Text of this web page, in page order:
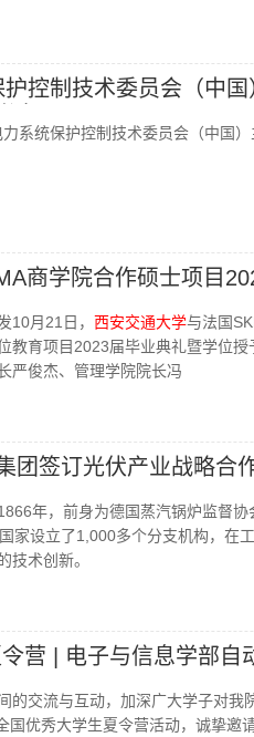
控制技术委员会（中
系统保护控制技术委员会（中国
商学院合作硕士项目
10月21日， 西安交通大学与法国
教育项目2023届毕业典礼暨学位授
严俊杰、管理学院院长冯
团签订光伏产业战略合
年，前身为德国蒸汽锅炉监督
家设立了1,000多个分支机构，在
技术创新。
令营 | 电子与信息学部自
的交流与互动，加深广大学子对我
国优秀大学生夏令营活动，诚挚邀